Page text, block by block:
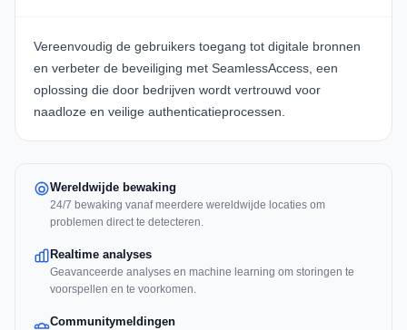
Vereenvoudig de gebruikers toegang tot digitale bronnen
en verbeter de beveiliging met SeamlessAccess, een
oplossing die door bedrijven wordt vertrouwd voor
naadloze en veilige authenticatieprocessen.
Wereldwijde bewaking
24/7 bewaking vanaf meerdere wereldwijde locaties om
problemen direct te detecteren.
Realtime analyses
Geavanceerde analyses en machine learning om storingen te
voorspellen en te voorkomen.
Communitymeldingen